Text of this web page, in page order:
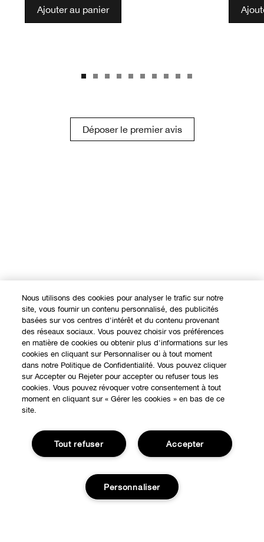
Ajouter au panier
Déposer le premier avis
EXPÉRIENCE EN LIGNE
Nous utilisons des cookies pour analyser le trafic sur notre
site, vous fournir un contenu personnalisé, des publicités
basées sur vos centres d'intérêt et du contenu provenant
des réseaux sociaux. Vous pouvez choisir vos préférences
en matière de cookies ou obtenir plus d'informations sur les
cookies en cliquant sur Personnaliser ou à tout moment
dans notre Politique de Confidentialité. Vous pouvez cliquer
sur Accepter ou Rejeter pour accepter ou refuser tous les
cookies. Vous pouvez révoquer votre consentement à tout
moment en cliquant sur « Gérer les cookies » en bas de ce
site.
Accepter
Tout refuser
Personnaliser